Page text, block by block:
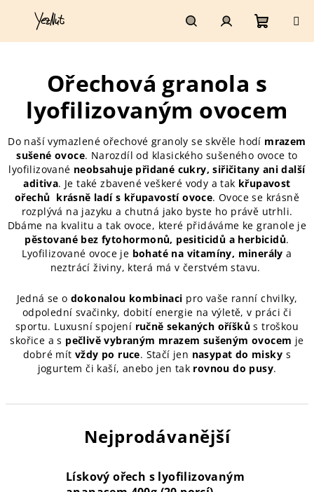
HledatPřihlášení
košík
Ořechová granola s
lyofilizovaným ovocem
Do naší vymazlené ořechové granoly se skvěle hodí mrazem
sušené ovoce. Narozdíl od klasického sušeného ovoce to
lyofilizované neobsahuje přidané cukry, siřičitany ani další
aditiva. Je také zbavené veškeré vody a tak křupavost
ořechů krásně ladí s křupavostí ovoce. Ovoce se krásně
rozplývá na jazyku a chutná jako byste ho právě utrhli.
Dbáme na kvalitu a tak ovoce, které přidáváme ke granole je
pěstované bez fytohormonů, pesiticidů a herbicidů.
Lyofilizované ovoce je bohaté na vitamíny, minerály a
neztrácí živiny, která má v čerstvém stavu.
Jedná se odokonalou kombinaci pro vaše ranní chvilky,
odpolední svačinky, dobití energie na výletě, v práci či
sportu. Luxusní spojení ručně sekaných oříšků s troškou
skořice a s pečlivě vybraným mrazem sušeným ovocem je
dobré mítvždy po ruce. Stačí jen nasypat do misky s
jogurtem či kaší, anebo jen tak rovnou do pusy.
Nejprodávanější
Lískový ořech s lyofilizovaným